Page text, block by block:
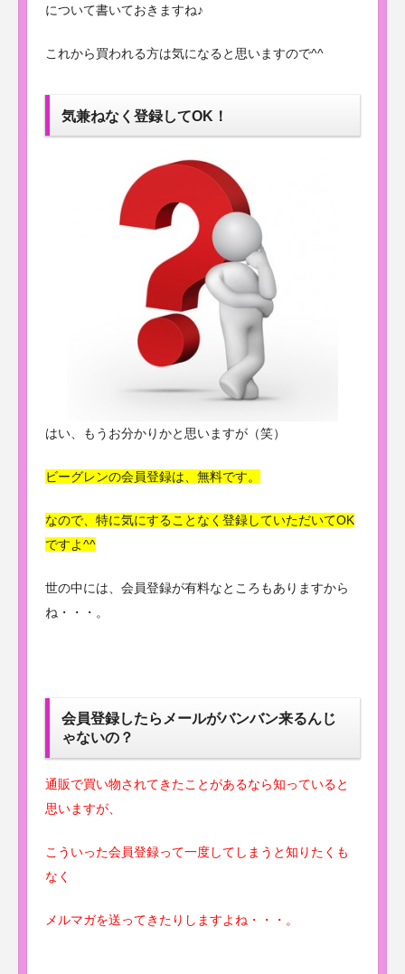
について書いておきますね♪
これから買われる方は気になると思いますので^^
気兼ねなく登録してOK！
はい、もうお分かりかと思いますが（笑）
ビーグレンの会員登録は、無料です。
なので、特に気にすることなく登録していただいてOK
ですよ^^
世の中には、会員登録が有料なところもありますから
ね・・・。
会員登録したらメールがバンバン来るんじ
ゃないの？
通販で買い物されてきたことがあるなら知っていると
思いますが、
こういった会員登録って一度してしまうと知りたくも
なく
メルマガを送ってきたりしますよね・・・。